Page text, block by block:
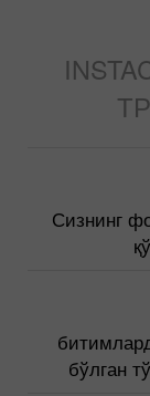
Сизнинг
бўлган